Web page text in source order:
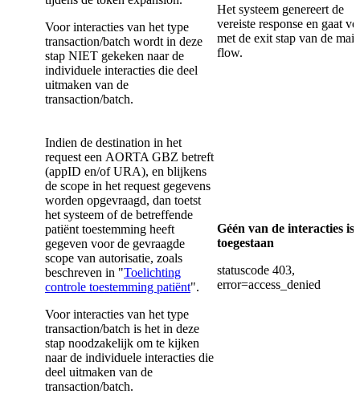
Voor interacties van het type
transaction/batch wordt in deze
stap NIET gekeken naar de
individuele interacties die deel
uitmaken van de
transaction/batch.
Het systeem genereert de
vereiste response en gaat
met de exit stap van de main
flow.
Indien de destination in het
request een AORTA GBZ betreft
(appID en/of URA), en blijkens
de scope in het request gegevens
worden opgevraagd, dan toetst
het systeem of de betreffende
patiënt toestemming heeft
gegeven voor de gevraagde
scope van autorisatie, zoals
beschreven in "Toelichting
controle toestemming patiënt".
Voor interacties van het type
transaction/batch is het in deze
stap noodzakelijk om te kijken
naar de individuele interacties die
deel uitmaken van de
transaction/batch.
Géén van de interacties is
toegestaan
statuscode 403,
error=access_denied